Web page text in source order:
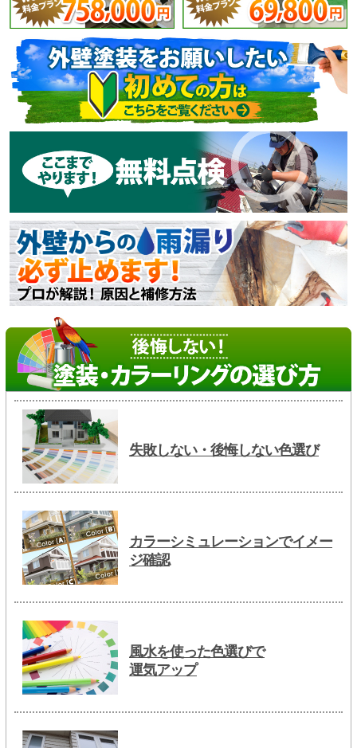
失敗しない・後悔しない色選び
カラーシミュレーションでイメー
ジ確認
風水を使った色選びで
運気アップ